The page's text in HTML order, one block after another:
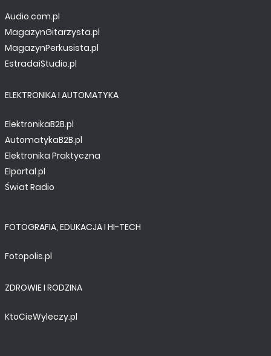
Audio.com.pl
MagazynGitarzysta.pl
MagazynPerkusista.pl
EstradaiStudio.pl
ELEKTRONIKA I AUTOMATYKA
ElektronikaB2B.pl
AutomatykaB2B.pl
Elektronika Praktyczna
Elportal.pl
Świat Radio
FOTOGRAFIA, EDUKACJA I HI-TECH
Fotopolis.pl
ZDROWIE I RODZINA
KtoCieWyleczy.pl